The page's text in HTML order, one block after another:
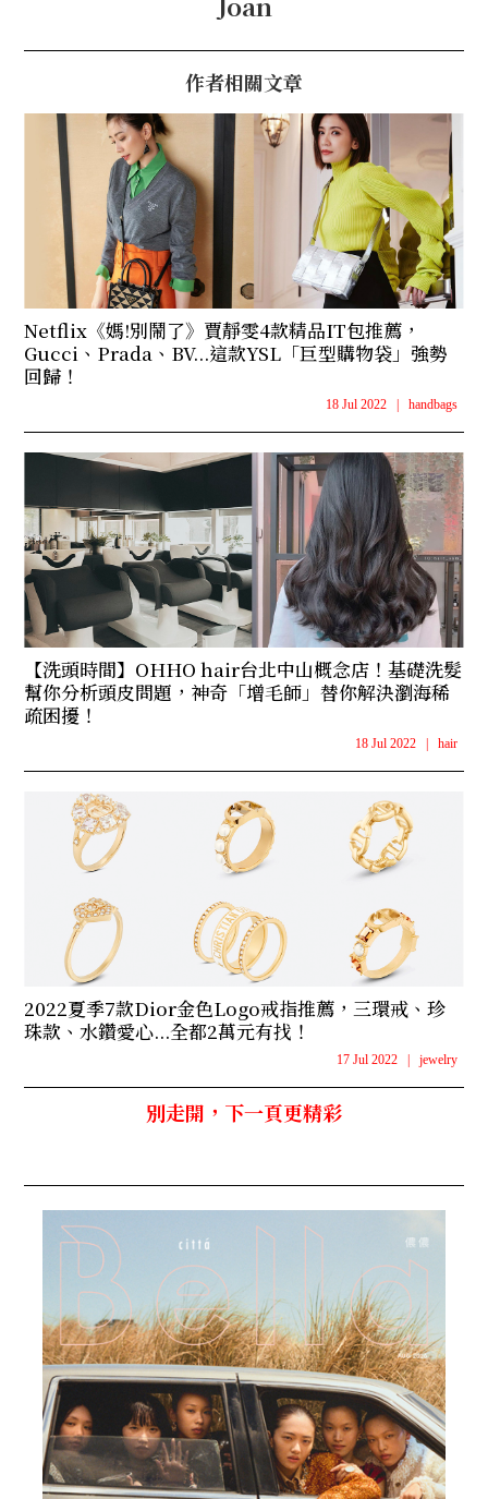
作者相關文章
Netflix《媽!別鬧了》賈靜雯4款精品IT包推薦，
Gucci、Prada、BV...這款YSL「巨型購物袋」強勢
回歸！
18 Jul 2022 handbags
【洗頭時間】OHHO hair台北中山概念店！基礎洗髮
幫你分析頭皮問題，神奇「增毛師」替你解決瀏海稀
疏困擾！
18 Jul 2022 hair
2022夏季7款Dior金色Logo戒指推薦，三環戒、珍
珠款、水鑽愛心...全都2萬元有找！
17 Jul 2022 jewelry
別走開，下一頁更精彩